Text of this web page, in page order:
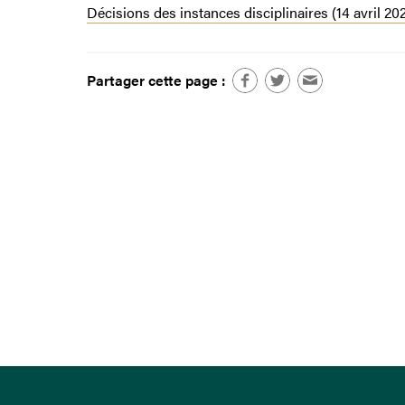
Décisions des instances disciplinaires (14 avril
Partager cette page :